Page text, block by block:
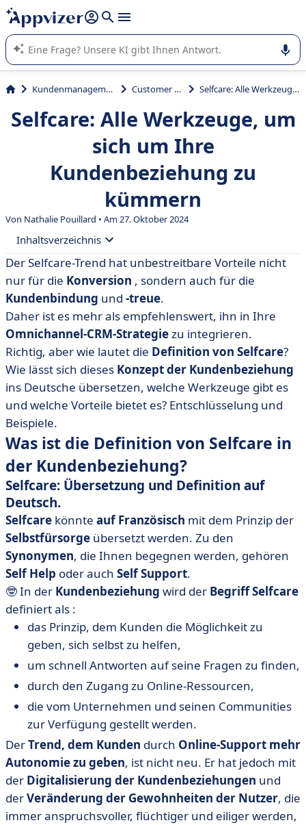
beantworten (mehrere Zeilen mit
Die KI von Appvizer führt Sie bei der Nutzung oder Auswahl
von SaaS-Software in Unternehmen.
Kundenmanagement und Vertrieb Customer Experience Selfcare: Alle Werkzeuge, um sich um Ihre Kundenbeziehung zu kümmern
Selfcare: Alle Werkzeuge, um
sich um Ihre
Kundenbeziehung zu
kümmern
Von Nathalie Pouillard • Am 27. Oktober 2024
Inhaltsverzeichnis
• Was ist die Definition von Selfcare in der
Kundenbeziehung?
• Was sind die Vorteile von Selfcare?
• Was sind die wichtigsten Selfcare-Tools?
• Selfcare: Definition der zu verfolgenden KPIs.
Der Selfcare-Trend hat unbestreitbare Vorteile nicht
nur für die Konversion , sondern auch für die
Kundenbindung und -treue.
Daher ist es mehr als empfehlenswert, ihn in Ihre
Omnichannel-CRM-Strategiezu integrieren.
Richtig, aber wie lautet die Definition von Selfcare?
Wie lässt sich dieses Konzept der Kundenbeziehung
ins Deutsche übersetzen, welche Werkzeuge gibt es
und welche Vorteile bietet es? Entschlüsselung und
Beispiele.
Was ist die Definition von Selfcare in
der Kundenbeziehung?
Selfcare: Übersetzung und Definition auf
Deutsch.
Selfcare könnte auf Französisch mit dem Prinzip der
Selbstfürsorge übersetzt werden. Zu den
Synonymen, die Ihnen begegnen werden, gehören
Self Help oder auch Self Support.
🤓 In der Kundenbeziehung wird der Begriff Selfcare
definiert als :
das Prinzip, dem Kunden die Möglichkeit zu
geben, sich selbst zu helfen,
um schnell Antworten auf seine Fragen zu finden,
durch den Zugang zu Online-Ressourcen,
die vom Unternehmen und seinen Communities
zur Verfügung gestellt werden.
DerTrend, dem Kunden durch Online-Support mehr
Autonomie zu geben, ist nicht neu. Er hat jedoch mit
der Digitalisierung der Kundenbeziehungen und
derVeränderung der Gewohnheiten der Nutzer, die
immer anspruchsvoller, flüchtiger und eiliger werden,